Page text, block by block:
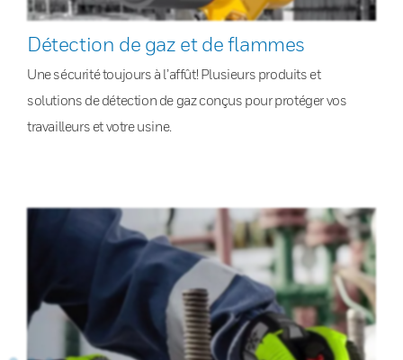
Détection de gaz et de flammes
Une sécurité toujours à l’affût! Plusieurs produits et
solutions de détection de gaz conçus pour protéger vos
travailleurs et votre usine.